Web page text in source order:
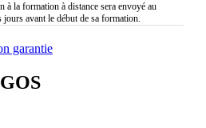
à la formation à distance sera envoyé au
jours avant le début de sa formation.
garantie